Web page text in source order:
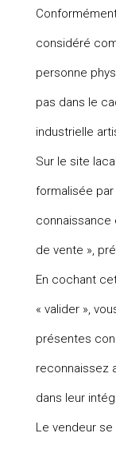
considéré
personne
pas dans le
industrielle
Sur le site
formalisée par
de vente »,
En cochant
« valider »,
présentes
reconnaissez
dans leur
Le vendeur